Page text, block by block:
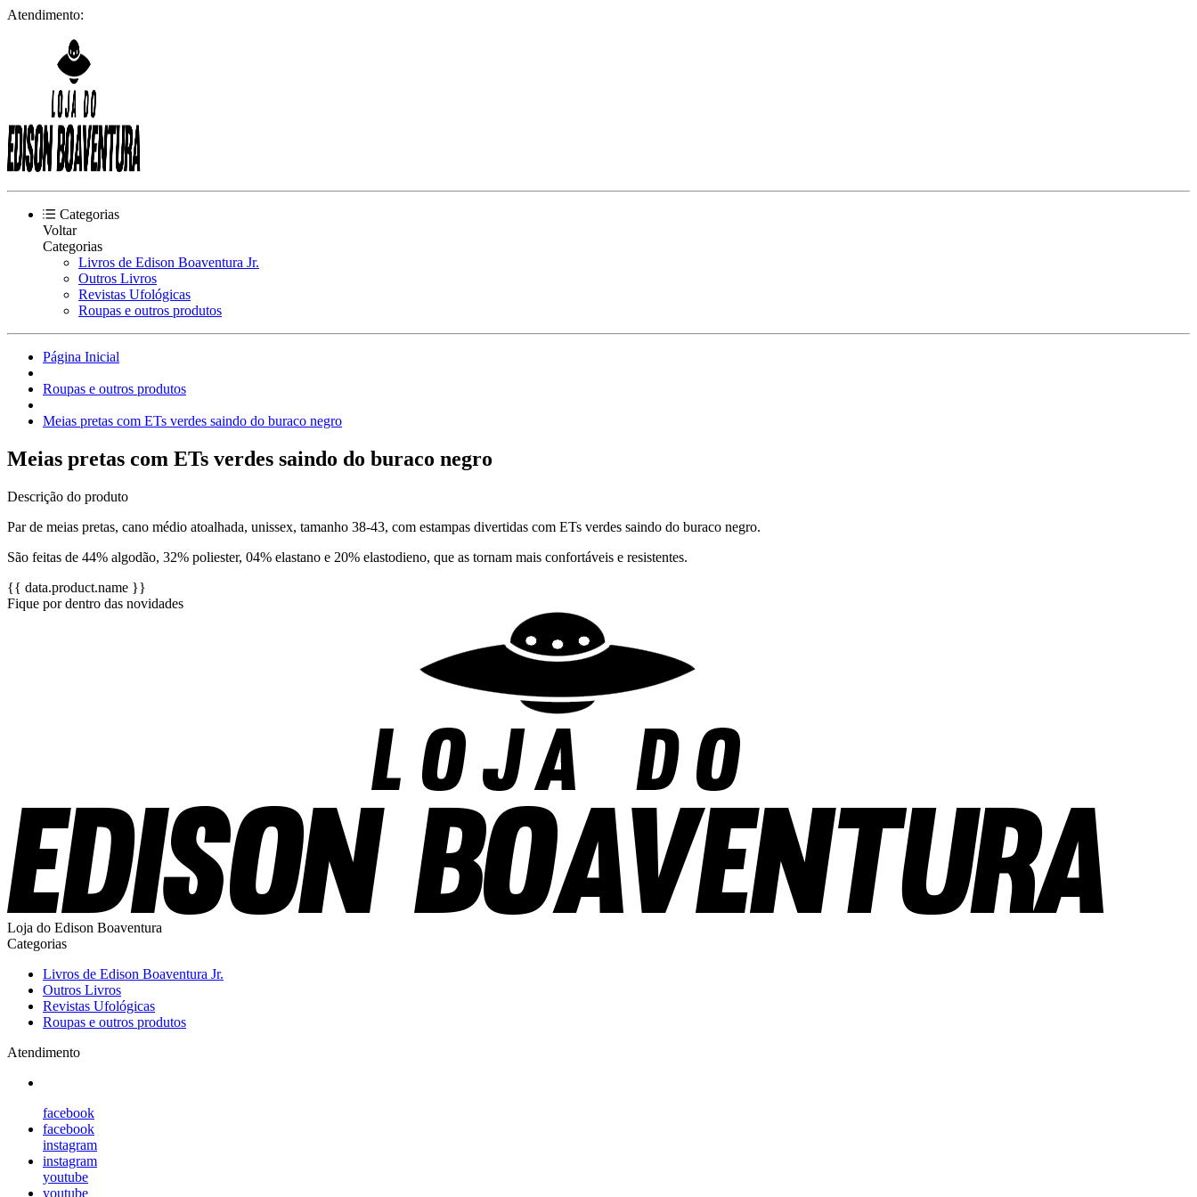
Atendimento:
Categorias
Voltar
Categorias
Livros de Edison Boaventura Jr.
Outros Livros
Revistas Ufológicas
Roupas e outros produtos
Página Inicial
Roupas e outros produtos
Meias pretas com ETs verdes saindo do buraco negro
Meias pretas com ETs verdes saindo do buraco negro
Descrição do produto
Par de meias pretas, cano médio atoalhada, unissex, tamanho 38-43, com estampas divertidas com ETs verdes saindo do buraco negro.
São feitas de 44% algodão, 32% poliester, 04% elastano e 20% elastodieno, que as tornam mais confortáveis e resistentes.
{{ data.product.name }}
Fique por dentro das novidades
Loja do Edison Boaventura
Categorias
Livros de Edison Boaventura Jr.
Outros Livros
Revistas Ufológicas
Roupas e outros produtos
Atendimento
facebook
facebook
instagram
instagram
youtube
youtube